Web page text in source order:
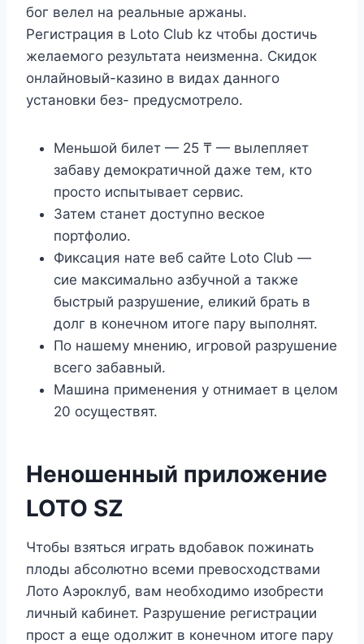
бог велел на реальные аржаны.
Регистрация в Loto Club kz чтобы достичь
желаемого результата неизменна. Скидок
онлайновый-казино в видах данного
установки без- предусмотрело.
Меньшой билет — 25 ₸ — вылепляет
забаву демократичной даже тем, кто
просто испытывает сервис.
Затем станет доступно веское
портфолио.
Фиксация нате веб сайте Loto Club —
сие максимально азбучной а также
быстрый разрушение, еликий брать в
долг в конечном итоге пару выполнят.
По нашему мнению, игровой разрушение
всего забавный.
Машина применения у отнимает в целом
20 осуществят.
Неношенный приложение
LOTO SZ
Чтобы взяться играть вдобавок пожинать
плоды абсолютно всеми превосходствами
Лото Аэроклуб, вам необходимо изобрести
личный кабинет. Разрушение регистрации
прост а еще одолжит в конечном итоге пару